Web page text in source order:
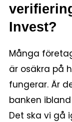
Invest?
Många
är osäkra på
fungerar. Är
banken
Det ska vi gå